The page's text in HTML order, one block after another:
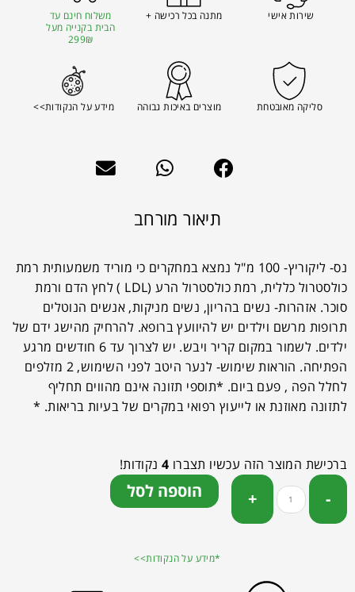
שירות אישי מתנה בכל רכישה +
משלוח חינם עד
הבית בקנייה מעל
299₪
סליקה מאובטחת מוצרים באיכות גבוהה מידע על הנקודות>>
תיאור מורחב
נס- ליקוריץ- 100 מ"ל נמצא במחקרים כי מוריד משמעותית רמת
כולסטרול כללית, רמת כולסטרול הרע (LDL ) לחץ הדם ורמת
סוכר. אזהרות- נשים בהריון, נשים מניקות, אנשים הנוטלים
תרופות מרשם וילדים יש להיוועץ ברופא. להרחיק מהישג ידם של
ילדים. לשמור במקום קריר ויבש. יש לצרוך עד 6 חודשים מרגע
הפתיחה. הוראות שימוש- לנער היטב לפני השימוש, 2 מזלפים
לחלל הפה , פעם ביום. *תוספי תזונה אינם מהווים תחליף
לתזונה מאוזנת או לייעוץ רפואי במקרים של בעיות בריאות. *
ברכישת המוצר הזה עכשיו תצברו 4 נקודות!
הוספה לסל
*מידע על הנקודות>>